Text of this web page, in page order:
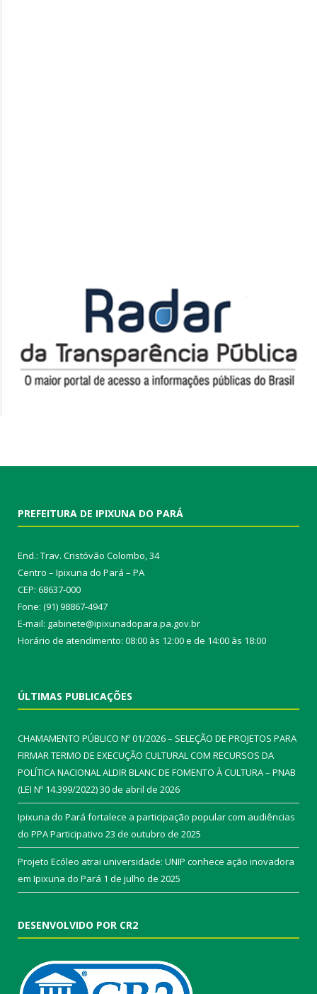
PREFEITURA DE IPIXUNA DO PARÁ
End.: Trav. Cristóvão Colombo, 34
Centro – Ipixuna do Pará – PA
CEP: 68637-000
Fone: (91) 98867-4947
E-mail: gabinete@ipixunadopara.pa.gov.br
Horário de atendimento: 08:00 às 12:00 e de 14:00 às 18:00
ÚLTIMAS PUBLICAÇÕES
CHAMAMENTO PÚBLICO Nº 01/2026 – SELEÇÃO DE PROJETOS PARA
FIRMAR TERMO DE EXECUÇÃO CULTURAL COM RECURSOS DA
POLÍTICA NACIONAL ALDIR BLANC DE FOMENTO À CULTURA – PNAB
(LEI Nº 14.399/2022)30 de abril de 2026
Ipixuna do Pará fortalece a participação popular com audiências
do PPA Participativo 23 de outubro de 2025
Projeto Ecóleo atrai universidade: UNIP conhece ação inovadora
em Ipixuna do Pará 1 de julho de 2025
DESENVOLVIDO POR CR2